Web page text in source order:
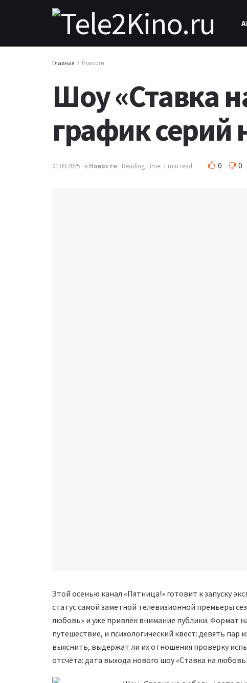
Главная Новости
Шоу «Ставка
график серий
01.09.2025 в Новости Reading Time: 1 min read 0 0
Этой осенью канал «Пятница!» готовит к запуску
статус самой заметной телевизионной премьеры
любовь» и уже привлёк внимание публики. Формат
путешествие, и психологический квест: девять
выяснить, выдержат ли их отношения проверку
отсчёта: дата выхода нового шоу «Ставка на